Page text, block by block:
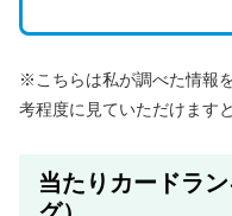
※こちらは私が調べた情報
考程度に見ていただけます
当たりカードラ